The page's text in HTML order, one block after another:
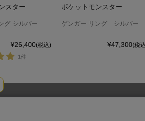
スター
グ シルバー
¥26,400(税込)
1件
ポケットモンスター
ゲンガー リング シルバー
¥47,300(税